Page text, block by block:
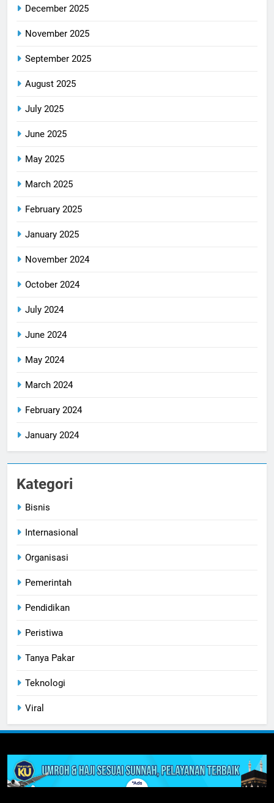
December 2025
November 2025
September 2025
August 2025
July 2025
June 2025
May 2025
March 2025
February 2025
January 2025
November 2024
October 2024
July 2024
June 2024
May 2024
March 2024
February 2024
January 2024
Kategori
Bisnis
Internasional
Organisasi
Pemerintah
Pendidikan
Peristiwa
Tanya Pakar
Teknologi
Viral